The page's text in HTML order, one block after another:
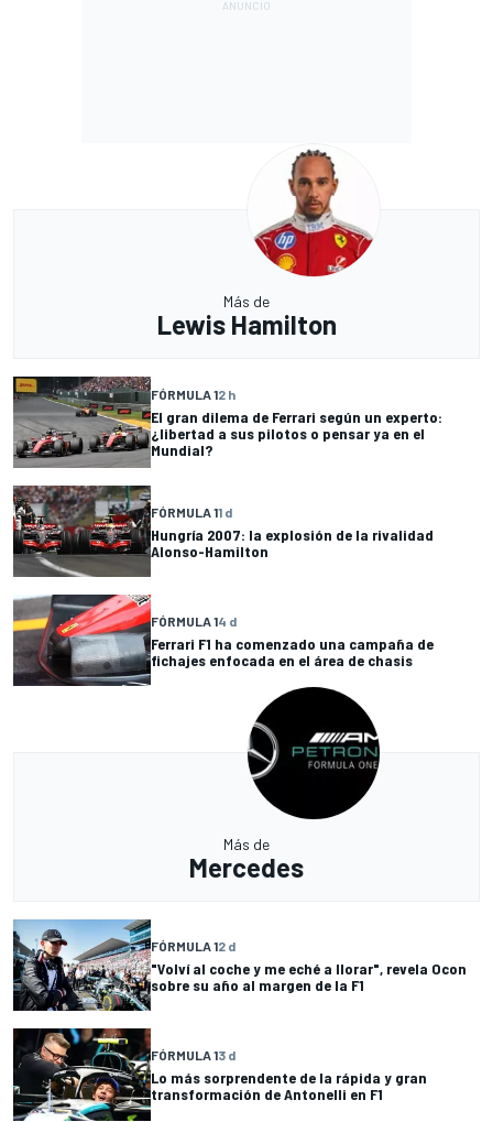
Más de
Lewis Hamilton
FÓRMULA 12 h
El gran dilema de Ferrari según un experto:
¿libertad a sus pilotos o pensar ya en el
Mundial?
FÓRMULA 11 d
Hungría 2007: la explosión de la rivalidad
Alonso-Hamilton
FÓRMULA 14 d
Ferrari F1 ha comenzado una campaña de
fichajes enfocada en el área de chasis
Más de
Mercedes
FÓRMULA 12 d
"Volví al coche y me eché a llorar", revela Ocon
sobre su año al margen de la F1
FÓRMULA 13 d
Lo más sorprendente de la rápida y gran
transformación de Antonelli en F1